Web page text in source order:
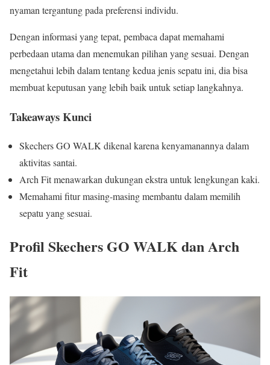
nyaman tergantung pada preferensi individu.
Dengan informasi yang tepat, pembaca dapat memahami
perbedaan utama dan menemukan pilihan yang sesuai. Dengan
mengetahui lebih dalam tentang kedua jenis sepatu ini, dia bisa
membuat keputusan yang lebih baik untuk setiap langkahnya.
Takeaways Kunci
Skechers GO WALK dikenal karena kenyamanannya dalam
aktivitas santai.
Arch Fit menawarkan dukungan ekstra untuk lengkungan kaki.
Memahami fitur masing-masing membantu dalam memilih
sepatu yang sesuai.
Profil Skechers GO WALK dan Arch
Fit